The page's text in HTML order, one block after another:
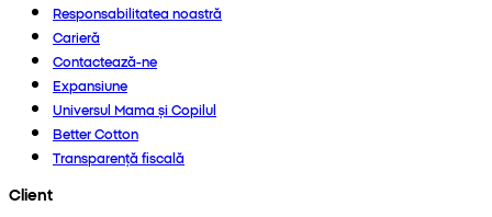
Responsabilitatea noastră
Carieră
Contactează-ne
Expansiune
Universul Mama și Copilul
Better Cotton
Transparență fiscală
Client